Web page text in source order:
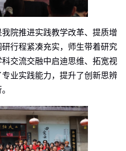
院推进实践教学改革、提质增
研行程紧凑充实，师生带着研究
交流交融中启迪思维、拓宽视
业实践能力， 提升了创新思辨